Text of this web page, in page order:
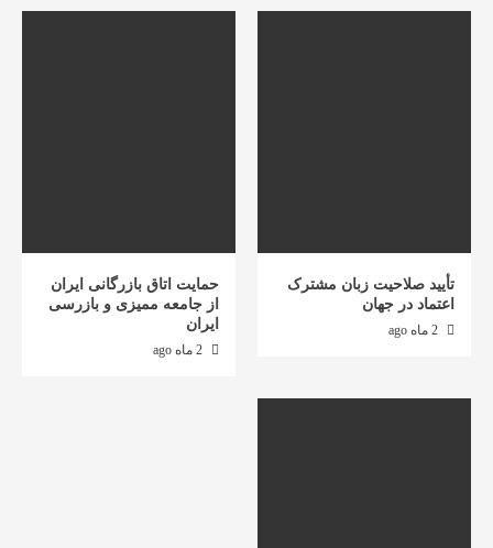
تأیید صلاحیت زبان مشترک
اعتماد در جهان
حمایت اتاق بازرگانی ایران
از جامعه ممیزی و بازرسی
ایران